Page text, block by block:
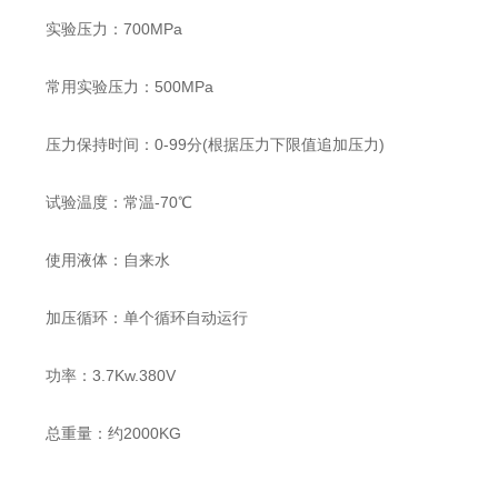
实验压力：700MPa
常用实验压力：500MPa
压力保持时间：0-99分(根据压力下限值追加压力)
试验温度：常温-70℃
使用液体：自来水
加压循环：单个循环自动运行
功率：3.7Kw.380V
总重量：约2000KG